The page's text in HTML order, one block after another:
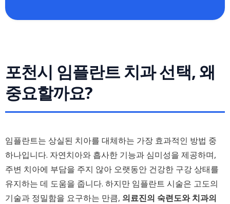
포천시 임플란트 치과 선택, 왜
중요할까요?
임플란트는 상실된 치아를 대체하는 가장 효과적인 방법 중
하나입니다. 자연치아와 흡사한 기능과 심미성을 제공하며,
주변 치아에 부담을 주지 않아 오랫동안 건강한 구강 상태를
유지하는 데 도움을 줍니다. 하지만 임플란트 시술은 고도의
기술과 정밀함을 요구하는 만큼, 의료진의 숙련도와 치과의